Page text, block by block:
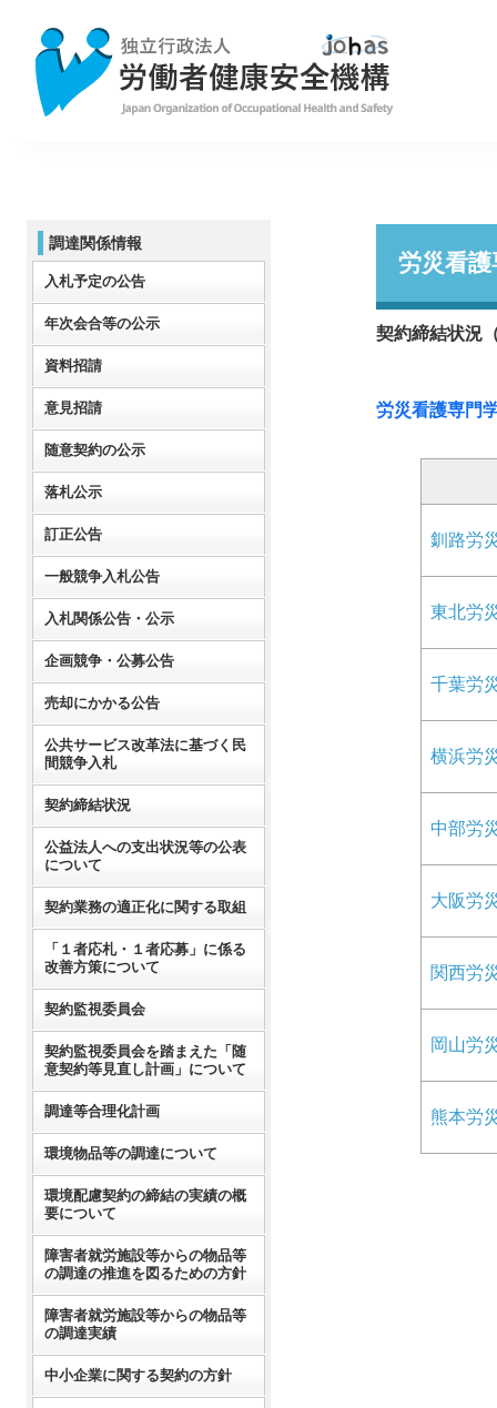
労災看
契約締結状況
労災看護専門
釧路労
東北労
千葉労
横浜労
中部労
大阪労
関西労
岡山労
熊本労
調達関係情報
入札予定の公告
年次会合等の公示
資料招請
意見招請
随意契約の公示
落札公示
訂正公告
一般競争入札公告
入札関係公告・公示
企画競争・公募公告
売却にかかる公告
公共サービス改革法に基づく民
間競争入札
契約締結状況
公益法人への支出状況等の公表
について
契約業務の適正化に関する取組
「１者応札・１者応募」に係る
改善方策について
契約監視委員会
契約監視委員会を踏まえた「随
意契約等見直し計画」について
調達等合理化計画
環境物品等の調達について
環境配慮契約の締結の実績の概
要について
障害者就労施設等からの物品等
の調達の推進を図るための方針
障害者就労施設等からの物品等
の調達実績
中小企業に関する契約の方針